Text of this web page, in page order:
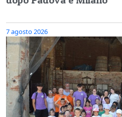
7 agosto 2026